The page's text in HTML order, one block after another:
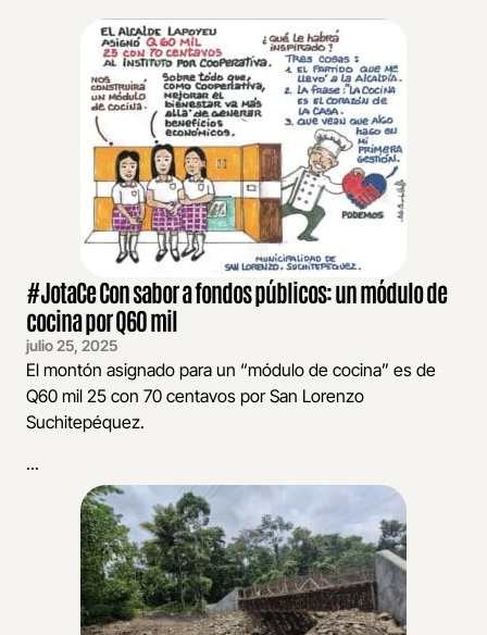
#JotaCe Con sabor a fondos públicos: un módulo de
cocina por Q60 mil
julio 25, 2025
El montón asignado para un “módulo de cocina” es de
Q60 mil 25 con 70 centavos por San Lorenzo
Suchitepéquez.
...